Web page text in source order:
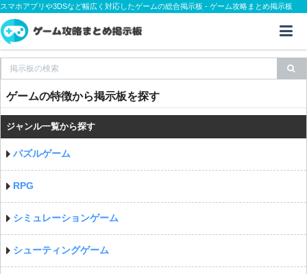
スマホアプリや3DSなど幅広く対応したゲームの総合掲示板 - ゲーム攻略まとめ掲示板
ゲームの特徴から掲示板を探す
ジャンル一覧から探す
パズルゲーム
RPG
シミュレーションゲーム
シューティングゲーム